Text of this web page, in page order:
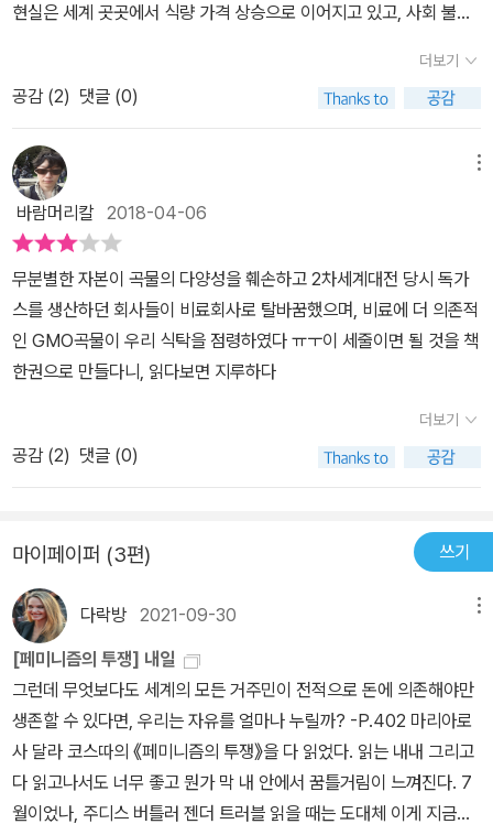
환자들을 라자스탄으로 태워 가는 ‘암 기차’였다.” 오늘날에는 GMO
바가 1987년에 종자 보존, 생물 다양성 보호, 생태농법 보급을 목표
리에서 나브다니야 농장을 시작했다. 100개 이상의 마을에 여성들이
운영하는 종자은행을 만들어 3천 종이 넘는 쌀 품종을 보존하는 등
나브다니야는 소농들과 함께 지구 자연과 화해하는 식량?농업 시스
토양의 비옥도를 높이고 온실가스를 감축하면서 건강하고 풍요로운
먹을거리를 생산할 뿐 아니라 농가 소득 증대에도 유리하다는 사실을
보여준다. 반다나 시바는 나브다니야를 비롯해 세계 곳곳에서 일어나
고 있는 새로운 푸드 시스템의 움직임을 제시하면서, 세계 식량의 7
0%를 생산하는 소농들에게 권력을 이동시켜야 하며, 종자 독립과 생
태농법을 실천할 기회와 권리가 실질적으로 농민들에게 주어져야 한
는 누구인가? 오늘과 내일의 세계를 누가 먹여 살릴 것인가? 반다나
시바는 이 질문에 분명하게 답한다. ‘푸드’가 생명의 그물이고 ‘세
계’가 가이아(다채로운 존재와 생태계 그리고 여러 민족과 문화로 활
력이 넘치는 어머니 지구)라면, 이 세계를 먹여 살리는 것은 생물 다
양성과 소농들의 지혜라고. 화학비료와 농약, 단일경작, 종자 독재에
기초한 대규모 산업농은 세계를 부양하는 것이 아니라 위협하고 있다
고. “30여 년의 연구와 삶의 경험은 내게 한 가지 진실을 가르쳐주었
다. 식량 문제의 해답은 산업농이 아니라 농생태학에, 생태농업에 있
다.” 반다나 시바는 이러한 패러다임 전환해 기초해 농생태학이 발전
현실은 세계 곳곳에서 식량 가격 상승으로 이어지고 있고, 사회 불안
은 갈등 관계에 있고, 착취의 법칙은 반환의 법칙과 대립하고 있다. 이
는 경제 · 문화 · 지식을 아우르는 패러다임 전쟁이며, 이 전쟁이야말
로 오늘날 우리가 직면한 식량 위기의 근원이다. 식량을 생산하는 주
체는 토양, 종자, 태양, 물, 농민이며 이 요소들은 모두 상호 작용을 한
다. 식량의 몸을 채우는 것은 생태적 관계들이며, 식량을 생산해내는
이러한 생태적 상호 작용과 상호 연결성에 관한 과학과 지식을 우리
는 농생태학이라고 부른다. 지금 우리를 먹여 살리는 것은 농생태학
이다. 지금 우리에게 필요한 건 패러다임 전환, 권력 전환이다. 기업
의 탐욕이 만들어낸 산업농은 우리에게 지속 가능성과 건강을 보장하
지 않으며, 보장할 수도 없다. 반면 우리는 농생태학으로 전환할 수는
있다. 종자를 보존하고 토양의 생명을 되돌려주고 생물 다양성을 더
욱더 풍요롭게 만들고 소농과 여성들을 보호함으로써, 우리는 스스로
의 힘으로 우리의 식탁을 풍성하게 차릴 수 있다. 생명을 지탱시키는
제를 구성한다. 자연의 경제는 다양한 생물, 비옥한 토양, 보존된 물
을 포함하는데, 이것들은 모두 농업의 생태적 토대가 되어준다. 인간
의 경제는 살림 유지의 경제로서, 여기서는 사회 공동체들이 필요 물
자를 생산하고 서로를 돌본다. 그리고 마지막으로 시장의 경제에서는
법인 기업이 아니라 진짜 인간들 사이에서 교환과 상호 작용이 일어
난다. 벌, 나비, 곤충, 새는 꽃에서 꽃으로 꽃가루를 옮겨 식물을 수
정시키고, 그럼으로써 식물의 재생산을 가능케 한다. 이 꽃가루 매개
자들이 없으면 대부분의 식물은 재생산을 할 수 없을 것이고, 식물이
재생산을 못하면 우리의 식량 공급도 위태로워질 것이다. 씨앗의 싸
이클은, 숲속 나무의 경우든 우리의 식량을 만들어내는 작물의 경우
더보기
공감 (2) 댓글 (0)
바람머리칼2018-04-06
무분별한 자본이 곡물의 다양성을 훼손하고 2차세계대전 당시 독가
스를 생산하던 회사들이 비료회사로 탈바꿈했으며, 비료에 더 의존적
인 GMO곡물이 우리 식탁을 점령하였다 ㅠㅜ이 세줄이면 될 것을 책
한권으로 만들다니, 읽다보면 지루하다
더보기
공감 (2) 댓글 (0)
마이페이퍼 (3편) 쓰기
다락방 2021-09-30
[페미니즘의 투쟁] 내일
그런데 무엇보다도 세계의 모든 거주민이 전적으로 돈에 의존해야만
생존할 수 있다면, 우리는 자유를 얼마나 누릴까? -P.402 마리아로
사 달라 코스따의 《페미니즘의 투쟁》을 다 읽었다. 읽는 내내 그리고
다 읽고나서도 너무 좋고 뭔가 막 내 안에서 꿈틀거림이 느껴진다. 7
월이었나, 주디스 버틀러 젠더 트러블 읽을 때는 도대체 이게 지금을